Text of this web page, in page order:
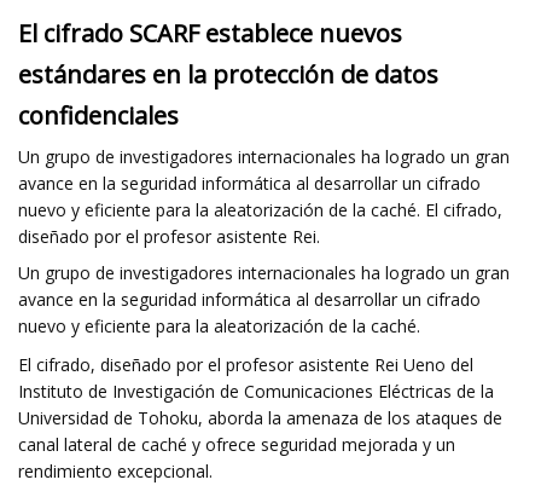
El cifrado SCARF establece nuevos
estándares en la protección de datos
confidenciales
Un grupo de investigadores internacionales ha logrado un gran
avance en la seguridad informática al desarrollar un cifrado
nuevo y eficiente para la aleatorización de la caché. El cifrado,
diseñado por el profesor asistente Rei.
Un grupo de investigadores internacionales ha logrado un gran
avance en la seguridad informática al desarrollar un cifrado
nuevo y eficiente para la aleatorización de la caché.
El cifrado, diseñado por el profesor asistente Rei Ueno del
Instituto de Investigación de Comunicaciones Eléctricas de la
Universidad de Tohoku, aborda la amenaza de los ataques de
canal lateral de caché y ofrece seguridad mejorada y un
rendimiento excepcional.